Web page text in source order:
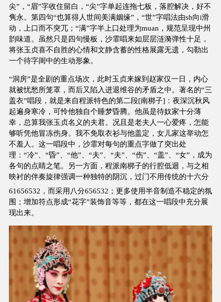
尖”，“眉”字收住留白，“尖”字单起连拖七板，落腔解决，好不
隽永。第四句“也算得人世间美满姻缘”，“世”字唱法由sh向i滑
动，上口而不突兀；“满”字半上口处理为muan，规范呈现中州
韵味道。虽然只是四句慢板，沙霏唱来如层层涟漪弹性十足，
将张玉贞喜不自胜的心情和文静含蓄的性格展露无遗，勾勒出
一个待字闺中的生动形象。
“洞房”是全剧的重点场次，此时玉贞来嫁到赵家仅一日，内心
就被忧愁所笼罩，而后又陷入进退维谷的矛盾之中。著名的“三
盖衣”唱段，就是来自程派特色的第二段[南梆子]：夜深沉秋风
起遍身寒冷，可怜他独自个睡梦昏腾。他虽是待奴家十分薄
幸，总算我张玉贞名义的夫君。况且是老夫人一心爱疼，怎能
够听凭他冒冻伤身。我不免取衣衫与他盖定，女儿家这举动怎
不羞人。这一唱段中，沙霏对每句的重点字做了突出处
理：“冷”、“昏”、“他”、“夫”、“夫”、“伤”、“盖”、“女”，成为
各句的点睛之笔。另一方面，程派南梆子的行腔低迴，与之相
映衬的伴奏旋律强调一种独特的阴沉，过门不用传统的十六分
61
·
656532，而采用八分656532；更多使用半音制造不稳定的氛
围；增加符点形成“花字”装饰音等等，都在这一唱段中充分展
现出来。